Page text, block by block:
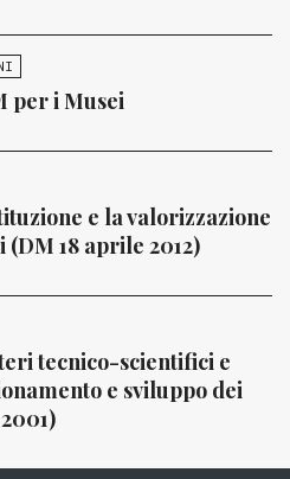
per i Musei
e la valorizzazione
18 aprile 2012)
tecnico-scientifici e
e sviluppo dei